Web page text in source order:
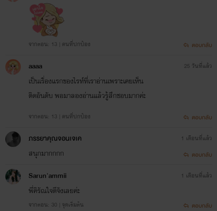
จากตอน: 13 | คนที่ปกป้อง ตอบกลับ
aaaa
เป็นเรื่องแรกของไรท์ที่เราอ่านเพราะเคยเห็น
ติดอันดับ พอมาลองอ่านแล้วรู้สึกชอบมากค่ะ
จากตอน: 13 | คนที่ปกป้อง
25 วันที่แล้ว
ตอบกลับ
ภรรยาคุณจอนเจเค
สนุกมากกกก
1 เดือนที่แล้ว
ตอบกลับ
Sarun'ammii
พี่คิรัณใจดีจังเลยค่ะ
จากตอน: 30 | จุดเริ่มต้น
1 เดือนที่แล้ว
ตอบกลับ